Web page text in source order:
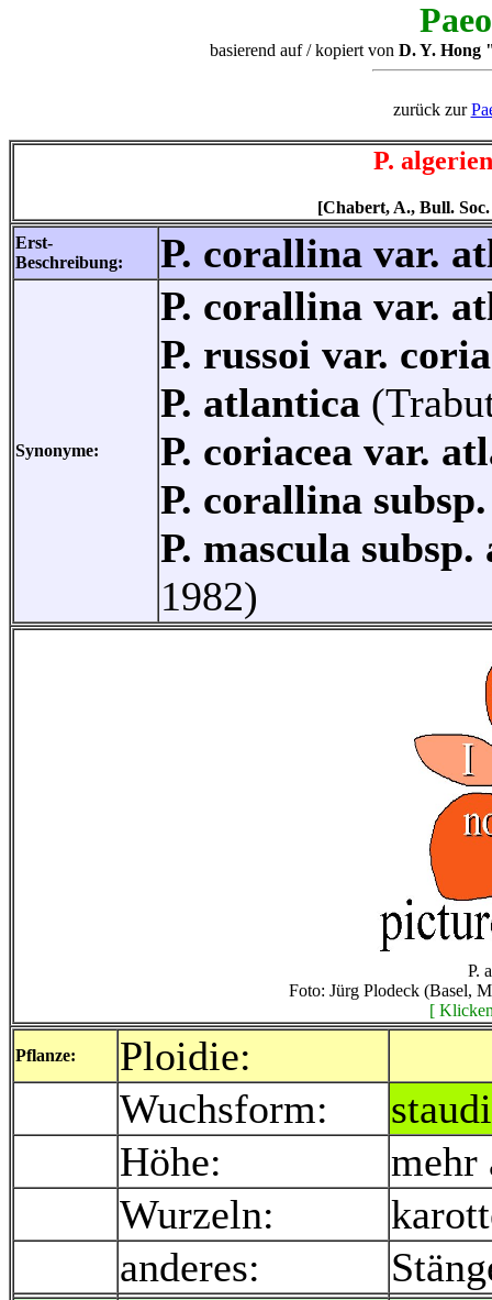
basierend auf / kopiert von D. Y. Hong
zurück zur
P.
[Chabert, A., Bull.
Erst-
Beschreibung:
P. corallina var.
Synonyme:
P. corallina var.
P. russoi var.
P. atlantica
P. coriacea var.
P. corallina
P. mascula
1982)
P.
Foto: Jürg Plodeck (Basel,
[
Pflanze:
Ploidie:
Wuchsform:
Höhe:
mehr
Wurzeln:
anderes: